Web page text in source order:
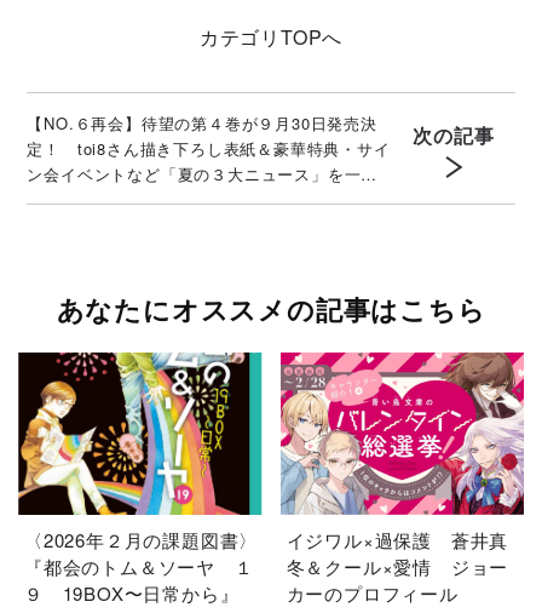
カテゴリ TOPへ
【NO.６再会】待望の第４巻が９月30日発売決
定！ toi8さん描き下ろし表紙＆豪華特典・サイ
ン会イベントなど「夏の３大ニュース」を一挙
解禁！
次の記事
あなたにオススメの記事はこちら
〈2026年２月の課題図書〉
『都会のトム＆ソーヤ １
９ 19BOX〜日常から』
イジワル×過保護 蒼井真
冬＆クール×愛情 ジョー
カーのプロフィール